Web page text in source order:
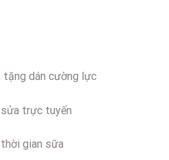
tặng dán cường lực
trực tuyến
gian sữa